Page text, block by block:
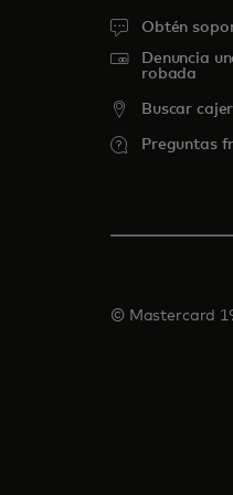
Obtén
Denuncia
robada
Buscar
Preguntas
© Mastercard